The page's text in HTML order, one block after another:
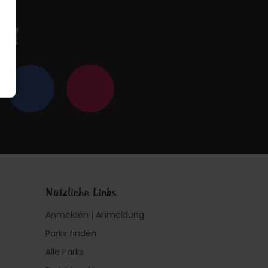
Nützliche Links
Anmelden | Anmeldung
Parks finden
Alle Parks